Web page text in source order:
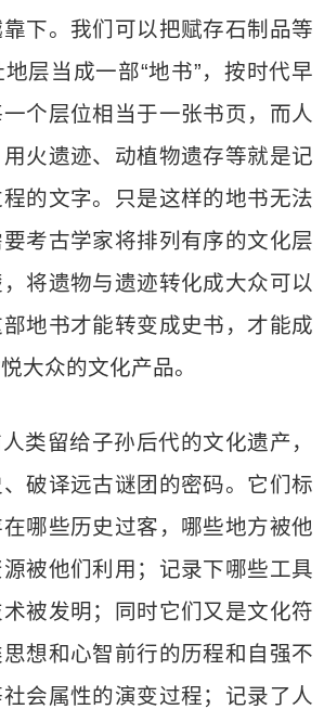
下。我们可以把赋存石制品等
层当成一部“地书”，按时代早
个层位相当于一张书页，而人
火遗迹、动植物遗存等就是记
的文字。只是这样的地书无法
考古学家将排列有序的文化层
将遗物与遗迹转化成大众可以
地书才能转变成史书，才能成
大众的文化产品。
类留给子孙后代的文化遗产，
破译远古谜团的密码。它们标
哪些历史过客，哪些地方被他
被他们利用；记录下哪些工具
被发明；同时它们又是文化符
想和心智前行的历程和自强不
会属性的演变过程；记录了人